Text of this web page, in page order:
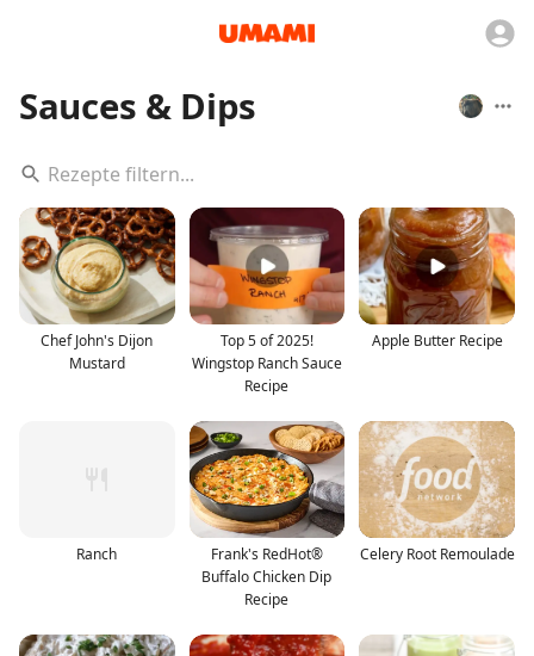
Sauces & Dips
Chef John's Dijon
Mustard
Top 5 of 2025!
Wingstop Ranch Sauce
Recipe
Apple Butter Recipe
Ranch
Frank's RedHot®
Buffalo Chicken Dip
Recipe
Celery Root Remoulade